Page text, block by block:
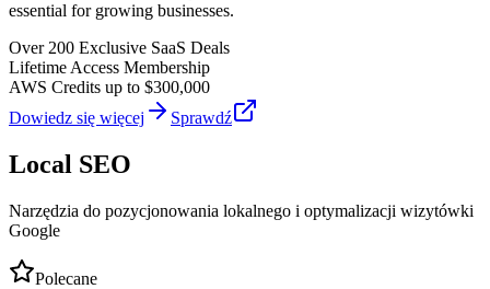
essential for growing businesses.
Over 200 Exclusive SaaS Deals
Lifetime Access Membership
AWS Credits up to $300,000
Dowiedz się więcej
Sprawdź
Local SEO
Narzędzia do pozycjonowania lokalnego i optymalizacji wizytówki
Google
Polecane